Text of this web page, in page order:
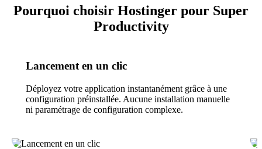
Pourquoi choisir Hostinger pour Super
Productivity
Lancement en un clic
Déployez votre application instantanément grâce à une
configuration préinstallée. Aucune installation manuelle
ni paramétrage de configuration complexe.